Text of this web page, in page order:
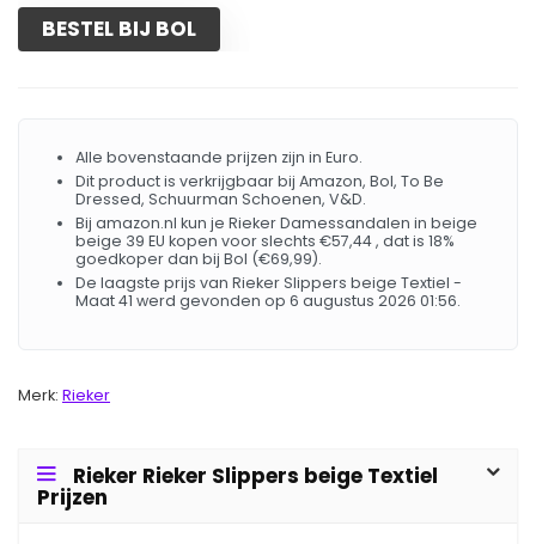
BESTEL BIJ BOL
Alle bovenstaande prijzen zijn in Euro.
Dit product is verkrijgbaar bij Amazon, Bol, To Be
Dressed, Schuurman Schoenen, V&D.
Bij amazon.nl kun je Rieker Damessandalen in beige
beige 39 EU kopen voor slechts €57,44 , dat is 18%
goedkoper dan bij Bol (€69,99).
De laagste prijs van Rieker Slippers beige Textiel -
Maat 41 werd gevonden op 6 augustus 2026 01:56.
Merk: Rieker
Rieker Rieker Slippers beige Textiel
Prijzen